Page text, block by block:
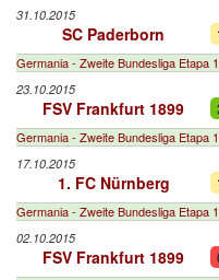
31.10.2015
SC Paderborn
Germania - Zweite Bundesliga Etapa
23.10.2015
FSV Frankfurt 1899
Germania - Zweite Bundesliga Etapa
17.10.2015
1. FC Nürnberg
Germania - Zweite Bundesliga Etapa
02.10.2015
FSV Frankfurt 1899